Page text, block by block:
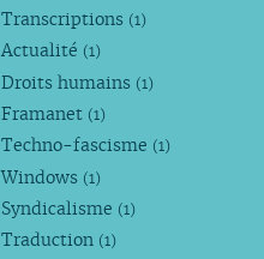
Transcriptions (1)
Actualité (1)
Droits humains (1)
Framanet (1)
Techno-fascisme (1)
Windows (1)
Syndicalisme (1)
Traduction (1)